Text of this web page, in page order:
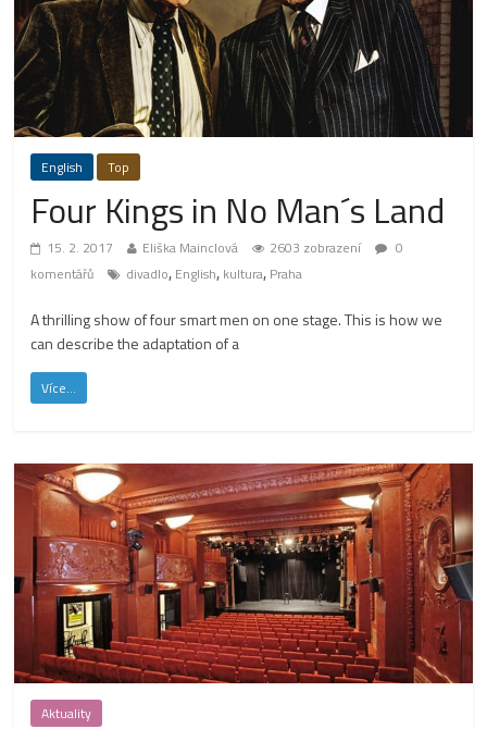
English Top
Four Kings in No Man´s Land
15. 2. 2017 Eliška Mainclová 2603 zobrazení
0
komentářů
divadlo, English, kultura, Praha
A thrilling show of four smart men on one stage. This is how we
can describe the adaptation of a
Více...
Aktuality